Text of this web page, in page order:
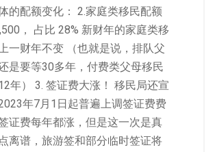
的配额变化： 2.家庭类移民配额
， 占比 28% 新财年的家庭类移
一财年不变 （也就是说，排队父
是要等30多年，付费类父母移民
年） 3. 签证费大涨！ 移民局还宣
年7月1日起普遍上调签证费费
证费每年都涨，但是这一次是真
离谱，旅游签和部分临时签证将